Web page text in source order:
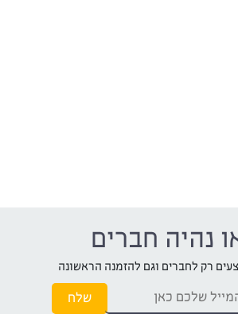
נהיה חברים
רק לחברים וגם להזמנה הראשונה